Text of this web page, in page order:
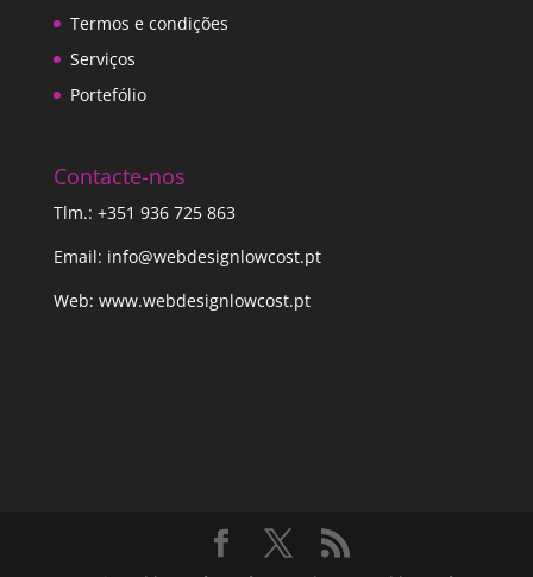
Termos e condições
Serviços
Portefólio
Contacte-nos
Tlm.: +351 936 725 863
Email: info@webdesignlowcost.pt
Web: www.webdesignlowcost.pt